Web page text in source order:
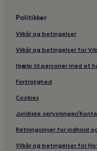
Politikker
Vilkår og betingelser
Vilkår og betingelser for
Hjælp til personer med et
Fortrolighed
Cookies
Juridiske oplysninger/
Retningslinjer for indhold
Vilkår og betingelser for